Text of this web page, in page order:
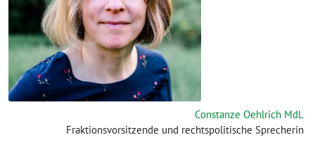
Constanze Oehlrich MdL
Fraktionsvorsitzende und rechtspolitische Sprecherin